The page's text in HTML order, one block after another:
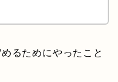
るためにやったこと